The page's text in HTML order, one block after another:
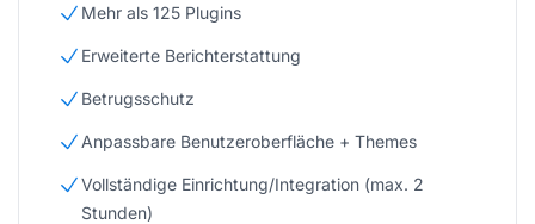
Mehr als 125 Plugins
Erweiterte Berichterstattung
Betrugsschutz
Anpassbare Benutzeroberfläche + Themes
Vollständige Einrichtung/Integration (max. 2
Stunden)